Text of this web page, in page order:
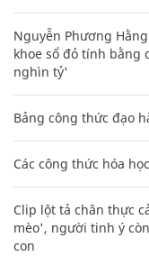
Nguyễn Phương
khoe sổ đỏ tính bằng
nghìn tỷ'
Bảng công thức đạo
Các công thức hóa
Clip lột tả chân thực
mèo', người tinh ý
con